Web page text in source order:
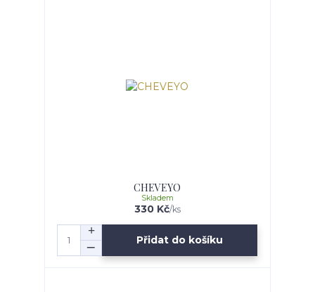
CHEVEYO
330 Kč/ks
Skladem
Přidat do košíku